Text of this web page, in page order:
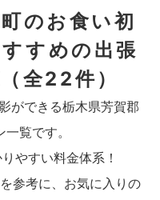
のお食い初
すめの出張
（全22件）
ができる栃木県芳賀郡
覧です。
やすい料金体系！
参考に、お気に入りの